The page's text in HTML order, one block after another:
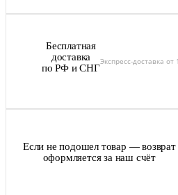
Бесплатная
доставка
по РФ и СНГ
Экспресс-доставка от
Если не подошел товар — возврат
оформляется за наш счёт